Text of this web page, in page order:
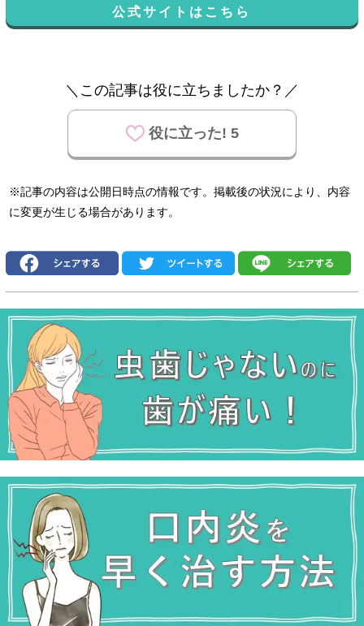
公式サイトはこちら
＼この記事は役に立ちましたか？／
役に立った! 5
※記事の内容は公開日時点の情報です。掲載後の状況により、内容
に変更が生じる場合があります。